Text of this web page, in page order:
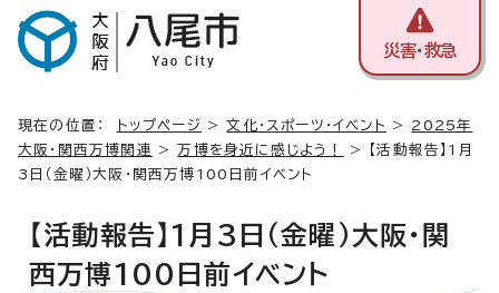
災害・救急
現在の位置： トップページ >文化・スポーツ・イベント > 2025年
大阪・関西万博関連
>万博を身近に感じよう！
> 【活動報告】1月
3日（金曜）大阪・関西万博100日前イベント
【活動報告】1月3日（金曜）大阪・関
西万博100日前イベント